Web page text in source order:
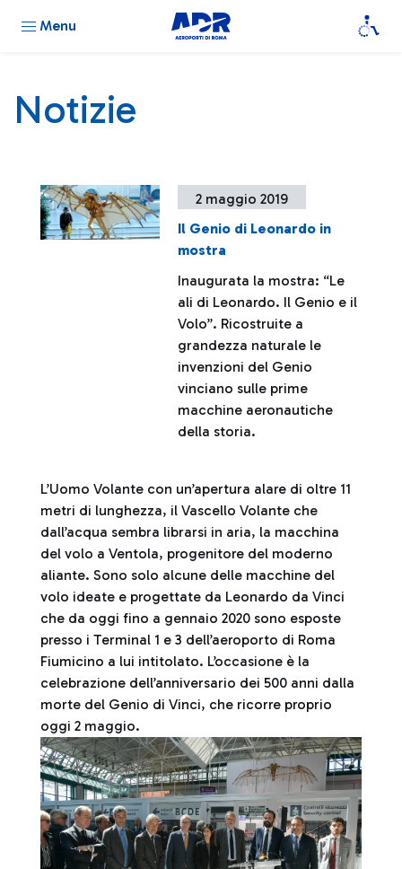
Menu
Notizie
2 maggio 2019
Il Genio di Leonardo in
mostra
Inaugurata la mostra: “Le
ali di Leonardo. Il Genio e il
Volo”. Ricostruite a
grandezza naturale le
invenzioni del Genio
vinciano sulle prime
macchine aeronautiche
della storia.
L’Uomo Volante con un’apertura alare di oltre 11
metri di lunghezza, il Vascello Volante che
dall’acqua sembra librarsi in aria, la macchina
del volo a Ventola, progenitore del moderno
aliante. Sono solo alcune delle macchine del
volo ideate e progettate da Leonardo da Vinci
che da oggi fino a gennaio 2020 sono esposte
presso i Terminal 1 e 3 dell’aeroporto di Roma
Fiumicino a lui intitolato. L’occasione è la
celebrazione dell’anniversario dei 500 anni dalla
morte del Genio di Vinci, che ricorre proprio
oggi 2 maggio.